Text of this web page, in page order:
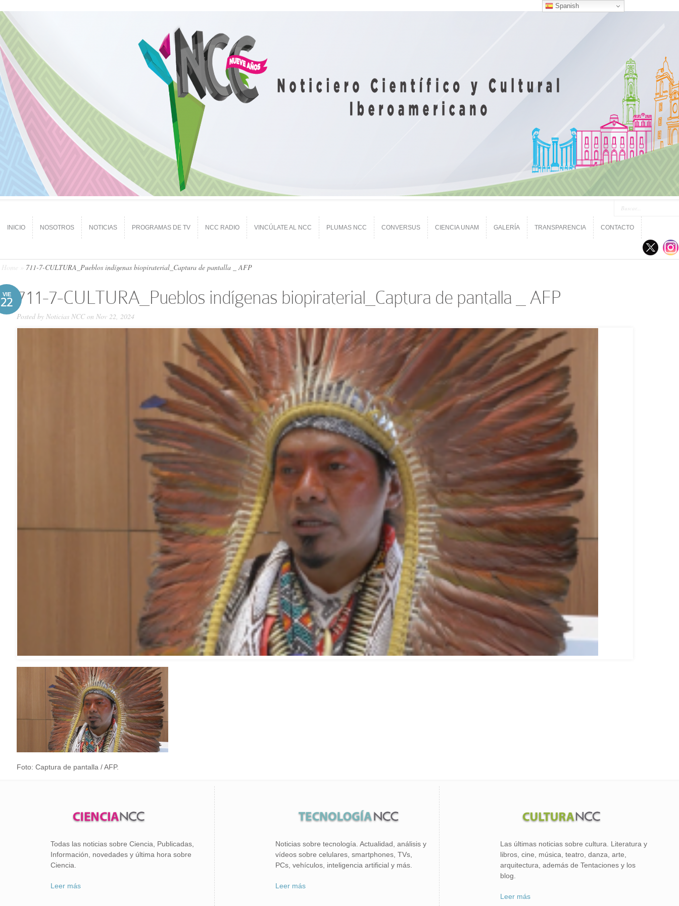
INICIO NOSOTROS NOTICIAS PROGRAMAS DE TV NCC RADIO VINCÚLATE AL NCC PLUMAS NCC CONVERSUS CIENCIA UNAM GALERÍA TRANSPARENCIA CONTACTO
Home 711-7-CULTURA_Pueblos indígenas biopiraterial_Captura de pantalla _ AFP
VIE
22 711-7-CULTURA_Pueblos indígenas biopiraterial_Captura de pantalla _ AFP
Posted by Noticias NCCon Nov 22, 2024
Foto: Captura de pantalla / AFP.
Todas las noticias sobre Ciencia, Publicadas,
Información, novedades y última hora sobre
Ciencia.
Leer más
Noticias sobre tecnología. Actualidad, análisis y
vídeos sobre celulares, smartphones, TVs,
PCs, vehículos, inteligencia artificial y más.
Leer más
Las últimas noticias sobre cultura. Literatura y
libros, cine, música, teatro, danza, arte,
arquitectura, además de Tentaciones y los
blog.
Leer más
Spanish